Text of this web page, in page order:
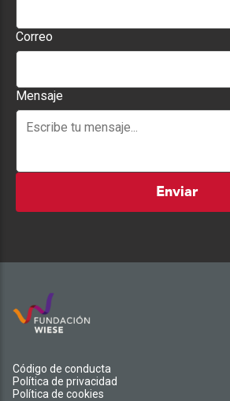
Correo
Mensaje
Enviar
Código de conducta
Política de privacidad
Política de cookies